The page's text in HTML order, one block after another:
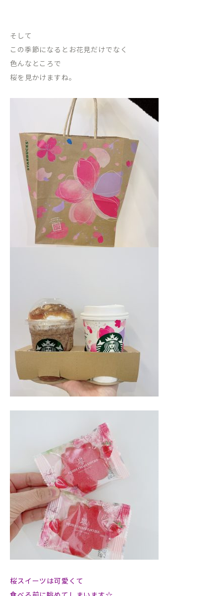
そして
この季節になるとお花見だけでなく
色んなところで
桜を見かけますね。
桜スイーツは可愛くて